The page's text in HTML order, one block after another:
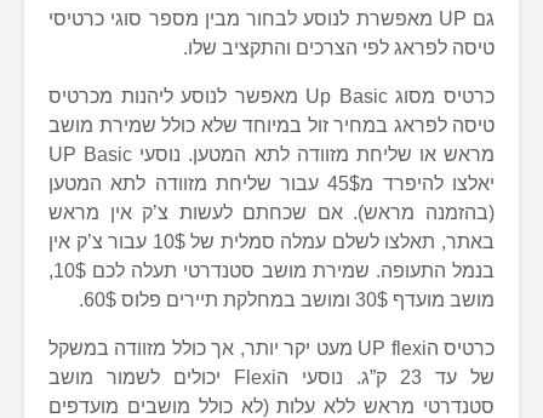
גם UP מאפשרת לנוסע לבחור מבין מספר סוגי כרטיסי
טיסה לפראג לפי הצרכים והתקציב שלו.
כרטיס מסוג Up Basic מאפשר לנוסע ליהנות מכרטיס
טיסה לפראג במחיר זול במיוחד שלא כולל שמירת מושב
מראש או שליחת מזוודה לתא המטען. נוסעי UP Basic
יאלצו להיפרד מ45$ עבור שליחת מזוודה לתא המטען
(בהזמנה מראש). אם שכחתם לעשות צ’ק אין מראש
באתר, תאלצו לשלם עמלה סמלית של 10$ עבור צ’ק אין
בנמל התעופה. שמירת מושב סטנדרטי תעלה לכם 10$,
מושב מועדף 30$ ומושב במחלקת תיירים פלוס 60$.
כרטיס הUP flexi מעט יקר יותר, אך כולל מזוודה במשקל
של עד 23 ק”ג. נוסעי הFlexi יכולים לשמור מושב
סטנדרטי מראש ללא עלות (לא כולל מושבים מועדפים